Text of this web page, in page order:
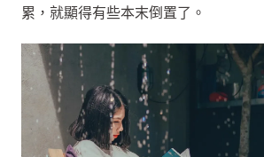
累，就顯得有些本末倒置了。